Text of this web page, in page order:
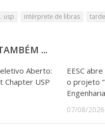
serviços
e Mídias
e Sites
USP
de Eventos
de Teses
usp intérprete de libras
...
Aberto:
Chapter USP
EESC
o projeto
07/08/2026